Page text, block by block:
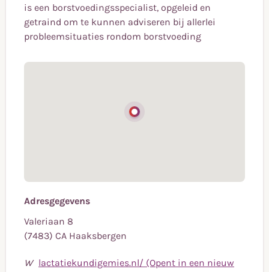
is een borstvoedingsspecialist, opgeleid en
getraind om te kunnen adviseren bij allerlei
probleemsituaties rondom borstvoeding
Adresgegevens
Valeriaan 8
(7483) CA Haaksbergen
W lactatiekundigemies.nl/ (Opent in een nieuw